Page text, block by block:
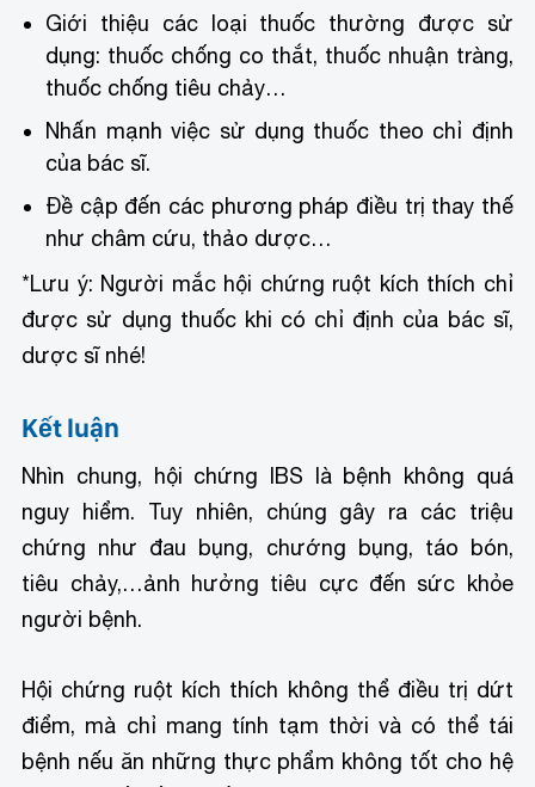
Giới thiệu các loại thuốc thường được sử
dụng: thuốc chống co thắt, thuốc nhuận tràng,
thuốc chống tiêu chảy…
Nhấn mạnh việc sử dụng thuốc theo chỉ định
của bác sĩ.
Đề cập đến các phương pháp điều trị thay thế
như châm cứu, thảo dược…
*Lưu ý: Người mắc hội chứng ruột kích thích chỉ
được sử dụng thuốc khi có chỉ định của bác sĩ,
dược sĩ nhé!
Kết luận
Nhìn chung, hội chứng IBS là bệnh không quá
nguy hiểm. Tuy nhiên, chúng gây ra các triệu
chứng như đau bụng, chướng bụng, táo bón,
tiêu chảy,…ảnh hưởng tiêu cực đến sức khỏe
người bệnh.
Hội chứng ruột kích thích không thể điều trị dứt
điểm, mà chỉ mang tính tạm thời và có thể tái
bệnh nếu ăn những thực phẩm không tốt cho hệ